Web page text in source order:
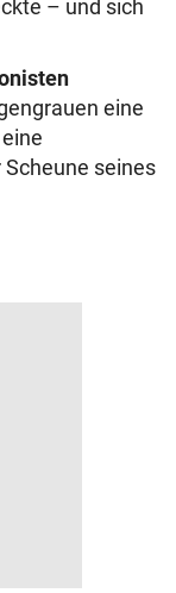
– und sich
eine
seines